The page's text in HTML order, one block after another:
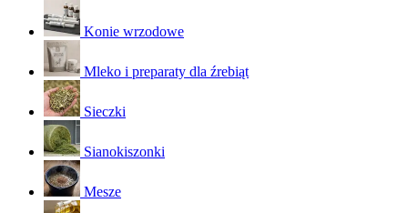
Konie wrzodowe
Mleko i preparaty dla źrebiąt
Sieczki
Sianokiszonki
Mesze